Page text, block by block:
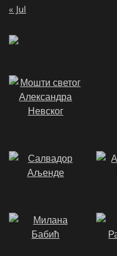
« Jul